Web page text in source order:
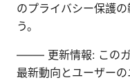
のプライバシー保護
う。
—–— 更新情報: この
最新動向とユーザー